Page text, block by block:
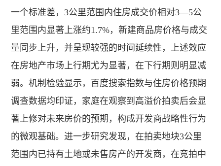
一个标准差，3公里范围内住房成交价相对3—5公
里范围内显著上涨约1.7%，新建商品房价格与成交
量同步上升，并呈现较强的时间延续性，上述效应
在房地产市场上行期尤为显著，在下行期则明显减
弱。机制检验显示，百度搜索指数与住房价格预期
调查数据均印证，家庭在观察到高溢价拍卖后会显
著上修对未来房价的预期，构成开发商战略性行为
的微观基础。进一步研究发现，在拍卖地块3公里
范围内已持有土地或未售房产的开发商，在竞拍中